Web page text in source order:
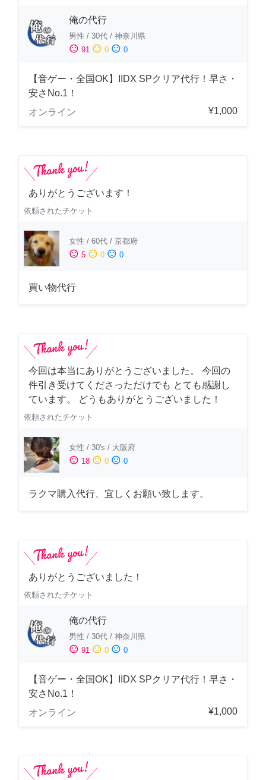
俺の代行
男性 / 30代 / 神奈川県
sentiment_satisfied 91 sentiment_neutral 0 sentiment_dissatisfied 0
【音ゲー・全国OK】IIDX SPクリア代行！早さ・
安さNo.1！
オンライン
¥1,000
ありがとうございます！
依頼されたチケット
女性 / 60代 / 京都府
sentiment_satisfied 5 sentiment_neutral 0 sentiment_dissatisfied 0
買い物代行
今回は本当にありがとうございました。 今回の
件引き受けてくださっただけでも とても感謝し
ています。 どうもありがとうございました！
依頼されたチケット
女性 / 30's / 大阪府
sentiment_satisfied 18 sentiment_neutral 0 sentiment_dissatisfied 0
ラクマ購入代行、宜しくお願い致します。
ありがとうございました！
依頼されたチケット
俺の代行
男性 / 30代 / 神奈川県
sentiment_satisfied 91 sentiment_neutral 0 sentiment_dissatisfied 0
【音ゲー・全国OK】IIDX SPクリア代行！早さ・
安さNo.1！
オンライン
¥1,000